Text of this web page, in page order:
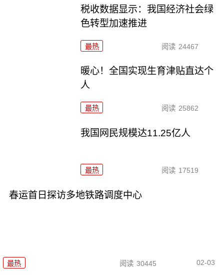
税收数据显示：我国经济社会绿
色转型加速推进
最热 阅读 24467
暖心！全国实现生育津贴直达个
人
最热 阅读 25862
我国网民规模达11.25亿人
最热 阅读 17519
春运首日探访多地铁路调度中心
最热 阅读 30445 02-03